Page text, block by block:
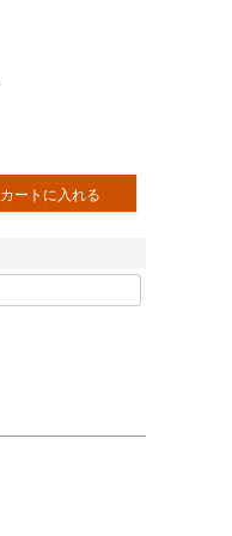
カートに入れる